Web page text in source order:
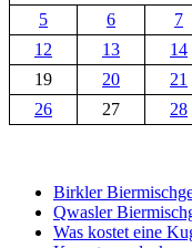
5
6 7
12
13 14
19
20 21
26
27 28
Birkler
Qwasler
Was kostet eine